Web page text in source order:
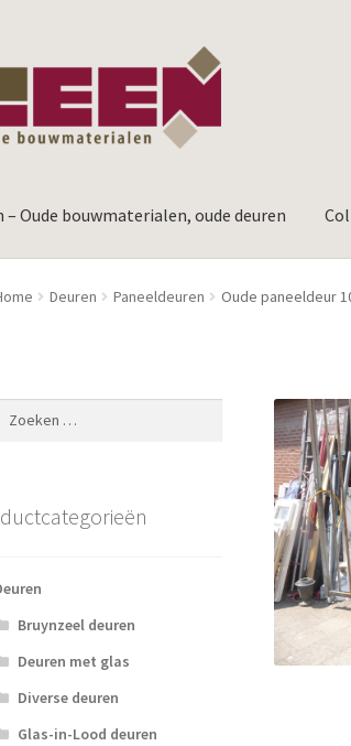
– Oude bouwmaterialen, oude deuren
Deuren Paneeldeuren Oude paneeldeur
Bruynzeel deuren
Deuren met glas
Diverse deuren
Glas-in-Lood deuren